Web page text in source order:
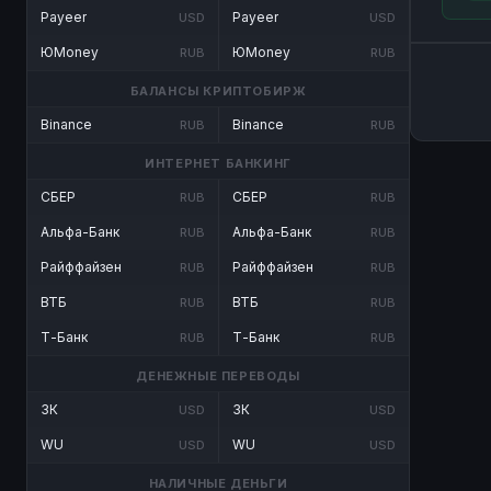
Payeer USD
ЮMoney RUB
Payeer USD
ЮMoney RUB
БАЛАНСЫ КРИПТОБИРЖ
Binance RUB Binance RUB
ИНТЕРНЕТ БАНКИНГ
СБЕР RUB
Альфа-Банк RUB
Райффайзен RUB
ВТБ RUB
Т-Банк RUB
СБЕР RUB
Альфа-Банк RUB
Райффайзен RUB
ВТБ RUB
Т-Банк RUB
ДЕНЕЖНЫЕ ПЕРЕВОДЫ
ЗК USD
WU USD
ЗК USD
WU USD
НАЛИЧНЫЕ ДЕНЬГИ